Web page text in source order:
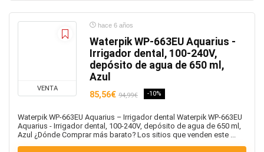
VENTA
hace 6 años
Waterpik WP-663EU Aquarius -
Irrigador dental, 100-240V,
depósito de agua de 650 ml,
Azul
85,56€ 94,99€ -10%
Waterpik WP-663EU Aquarius – Irrigador dental Waterpik WP-663EU
Aquarius - Irrigador dental, 100-240V, depósito de agua de 650 ml,
Azul ¿Dónde Comprar más barato? Los sitios que venden este ...